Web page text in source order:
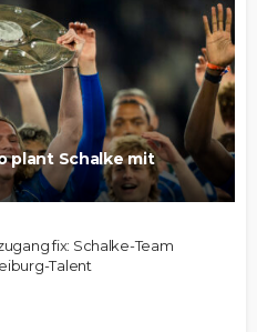
plant Schalke mit
fix: Schalke-Team
Talent